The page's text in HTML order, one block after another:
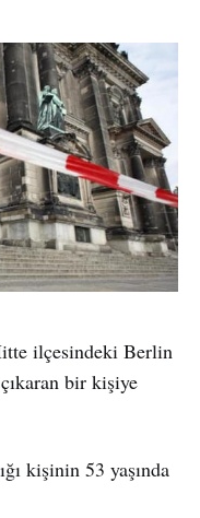
ilçesindeki Berlin
bir kişiye
kişinin 53 yaşında